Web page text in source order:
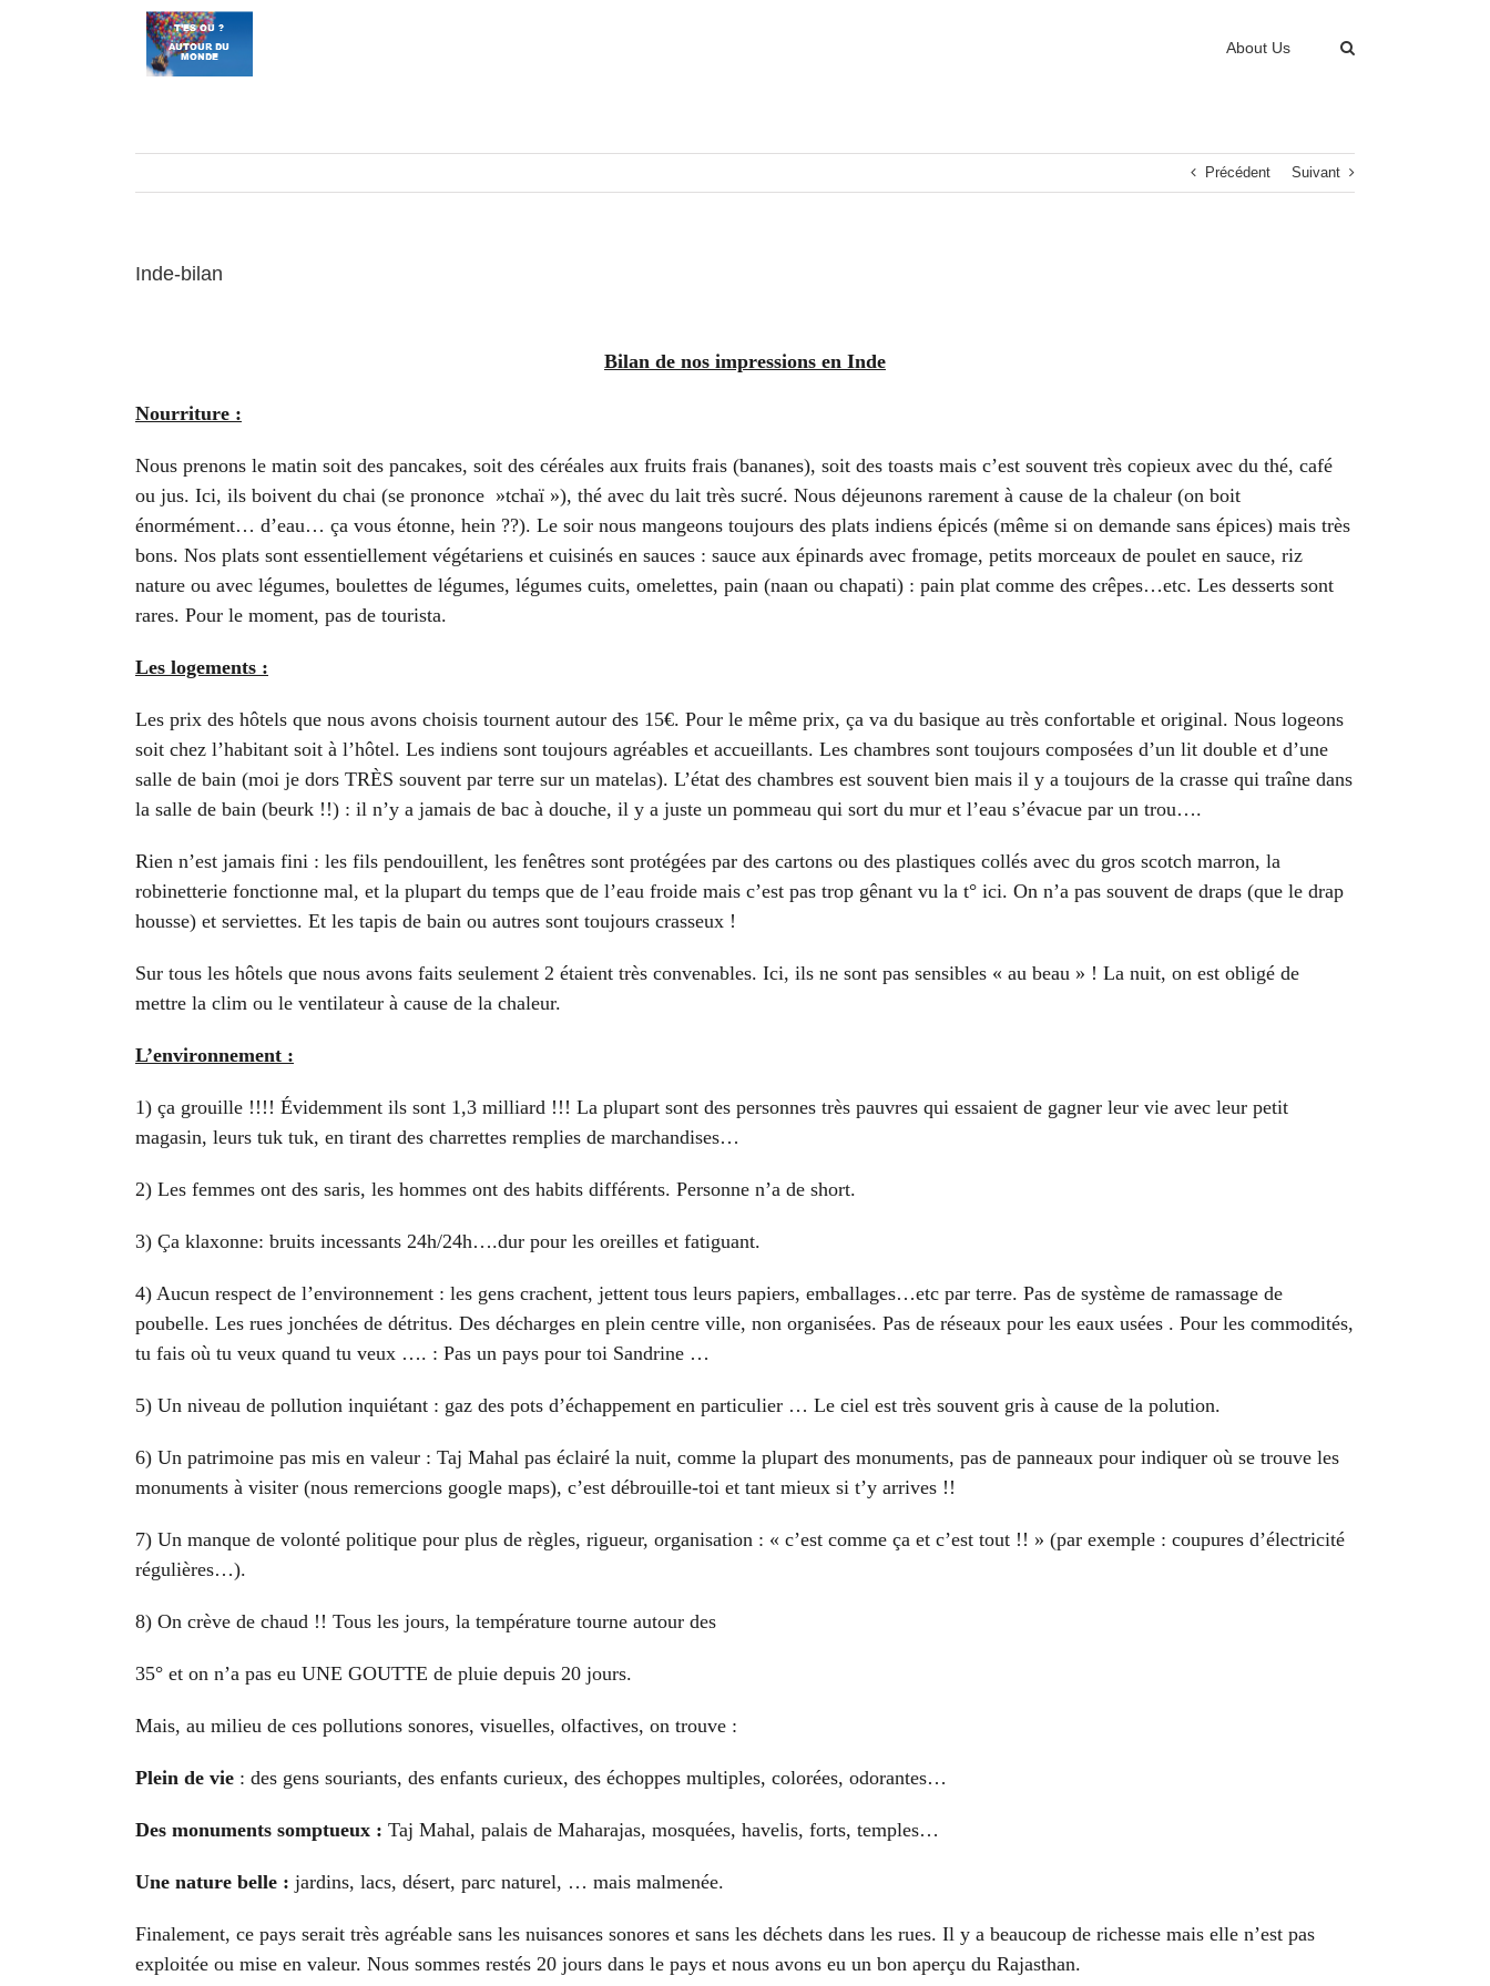
About Us
Précédent Suivant
Inde-bilan
Bilan de nos impressions en Inde
Nourriture :
Nous prenons le matin soit des pancakes, soit des céréales aux fruits frais (bananes), soit des toasts mais c’est souvent très copieux avec du thé, café
ou jus. Ici, ils boivent du chai (se prononce »tchaï »), thé avec du lait très sucré. Nous déjeunons rarement à cause de la chaleur (on boit
énormément… d’eau… ça vous étonne, hein ??). Le soir nous mangeons toujours des plats indiens épicés (même si on demande sans épices) mais très
bons. Nos plats sont essentiellement végétariens et cuisinés en sauces : sauce aux épinards avec fromage, petits morceaux de poulet en sauce, riz
nature ou avec légumes, boulettes de légumes, légumes cuits, omelettes, pain (naan ou chapati) : pain plat comme des crêpes…etc. Les desserts sont
rares. Pour le moment, pas de tourista.
Les logements :
Les prix des hôtels que nous avons choisis tournent autour des 15€. Pour le même prix, ça va du basique au très confortable et original. Nous logeons
soit chez l’habitant soit à l’hôtel. Les indiens sont toujours agréables et accueillants. Les chambres sont toujours composées d’un lit double et d’une
salle de bain (moi je dors TRÈS souvent par terre sur un matelas). L’état des chambres est souvent bien mais il y a toujours de la crasse qui traîne dans
la salle de bain (beurk !!) : il n’y a jamais de bac à douche, il y a juste un pommeau qui sort du mur et l’eau s’évacue par un trou….
Rien n’est jamais fini : les fils pendouillent, les fenêtres sont protégées par des cartons ou des plastiques collés avec du gros scotch marron, la
robinetterie fonctionne mal, et la plupart du temps que de l’eau froide mais c’est pas trop gênant vu la t° ici. On n’a pas souvent de draps (que le drap
housse) et serviettes. Et les tapis de bain ou autres sont toujours crasseux !
Sur tous les hôtels que nous avons faits seulement 2 étaient très convenables. Ici, ils ne sont pas sensibles « au beau » ! La nuit, on est obligé de
mettre la clim ou le ventilateur à cause de la chaleur.
L’environnement :
1) ça grouille !!!! Évidemment ils sont 1,3 milliard !!! La plupart sont des personnes très pauvres qui essaient de gagner leur vie avec leur petit
magasin, leurs tuk tuk, en tirant des charrettes remplies de marchandises…
2) Les femmes ont des saris, les hommes ont des habits différents. Personne n’a de short.
3) Ça klaxonne: bruits incessants 24h/24h….dur pour les oreilles et fatiguant.
4) Aucun respect de l’environnement : les gens crachent, jettent tous leurs papiers, emballages…etc par terre. Pas de système de ramassage de
poubelle. Les rues jonchées de détritus. Des décharges en plein centre ville, non organisées. Pas de réseaux pour les eaux usées . Pour les commodités,
tu fais où tu veux quand tu veux …. : Pas un pays pour toi Sandrine …
5) Un niveau de pollution inquiétant : gaz des pots d’échappement en particulier … Le ciel est très souvent gris à cause de la polution.
6) Un patrimoine pas mis en valeur : Taj Mahal pas éclairé la nuit, comme la plupart des monuments, pas de panneaux pour indiquer où se trouve les
monuments à visiter (nous remercions google maps), c’est débrouille-toi et tant mieux si t’y arrives !!
7) Un manque de volonté politique pour plus de règles, rigueur, organisation : « c’est comme ça et c’est tout !! » (par exemple : coupures d’électricité
régulières…).
8) On crève de chaud !! Tous les jours, la température tourne autour des
35° et on n’a pas eu UNE GOUTTE de pluie depuis 20 jours.
Mais, au milieu de ces pollutions sonores, visuelles, olfactives, on trouve :
Plein de vie : des gens souriants, des enfants curieux, des échoppes multiples, colorées, odorantes…
Des monuments somptueux : Taj Mahal, palais de Maharajas, mosquées, havelis, forts, temples…
Une nature belle : jardins, lacs, désert, parc naturel, … mais malmenée.
Finalement, ce pays serait très agréable sans les nuisances sonores et sans les déchets dans les rues. Il y a beaucoup de richesse mais elle n’est pas
exploitée ou mise en valeur. Nous sommes restés 20 jours dans le pays et nous avons eu un bon aperçu du Rajasthan.